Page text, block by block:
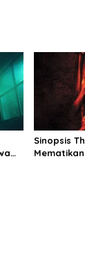
Sinopsis